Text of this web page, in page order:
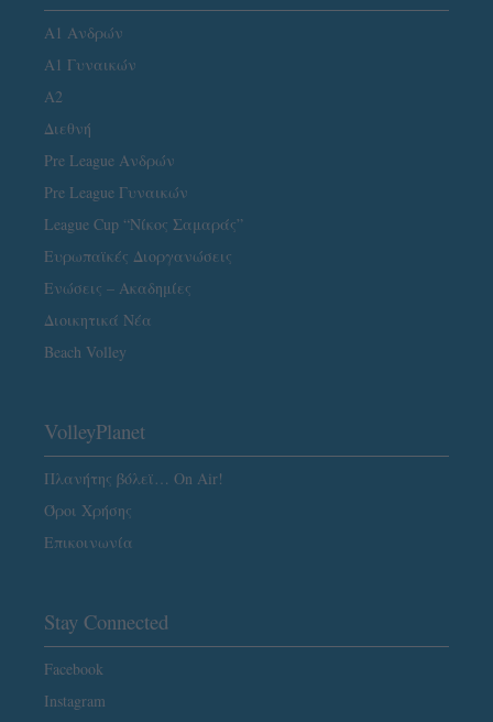
Α1 Ανδρών
Α1 Γυναικών
A2
Διεθνή
Pre League Ανδρών
Pre League Γυναικών
League Cup “Νίκος Σαμαράς”
Ευρωπαϊκές Διοργανώσεις
Ενώσεις – Ακαδημίες
Διοικητικά Νέα
Beach Volley
VolleyPlanet
Πλανήτης βόλεϊ… On Air!
Όροι Χρήσης
Επικοινωνία
Stay Connected
Facebook
Instagram